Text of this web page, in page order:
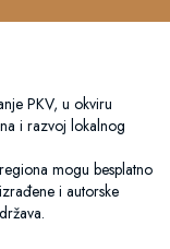
PKV, u okviru
i razvoj lokalnog
mogu besplatno
i autorske